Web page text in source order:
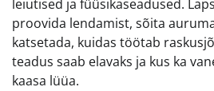
leiutised ja füüsikaseadused.
proovida lendamist, sõita
katsetada, kuidas töötab
teadus saab elavaks ja kus ka
kaasa lüüa.